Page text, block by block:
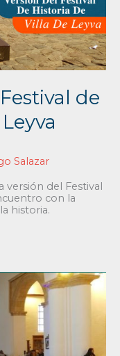
de
Salazar
versión del Festival
con la
historia.